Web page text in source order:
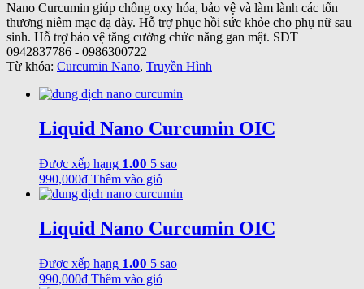
Nano Curcumin giúp chống oxy hóa, bảo vệ và làm lành các tổn
thương niêm mạc dạ dày. Hỗ trợ phục hồi sức khỏe cho phụ nữ sau
sinh. Hỗ trợ bảo vệ tăng cường chức năng gan mật. SĐT
0942837786 - 0986300722
Từ khóa: Curcumin Nano, Truyền Hình
Liquid Nano Curcumin OIC
Được xếp hạng 1.00 5 sao
990,000₫ Thêm vào giỏ
Liquid Nano Curcumin OIC
Được xếp hạng 1.00 5 sao
990,000₫ Thêm vào giỏ